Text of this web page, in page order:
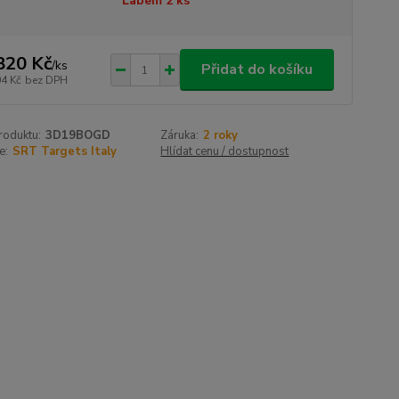
Kč/ks
Kč bez DPH
Přidat do košíku
3D19BOGD Záruka: 2 roky
SRT Targets Italy Hlídat cenu / dostupnost